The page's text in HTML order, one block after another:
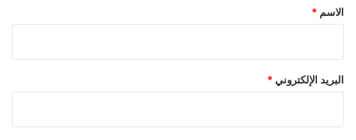
*
الاسم *
البريد الإلكتروني *